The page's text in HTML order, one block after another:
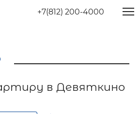
+7(812) 200-4000
в Девяткино